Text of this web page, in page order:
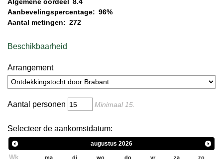
Aanbevelingspercentage: 96%
Aantal metingen: 272
Beschikbaarheid
Arrangement
Aantal personen Minimaal 15
Selecteer de aankomstdatum:
augustus 2026
Wk ma di wo do vr za zo